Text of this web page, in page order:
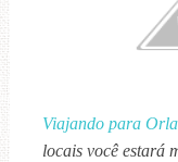
Viajando para
locais você estará